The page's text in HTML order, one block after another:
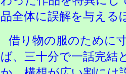
品全体に誤解を与える
借り物の服のために
ば、三十分で一話完結